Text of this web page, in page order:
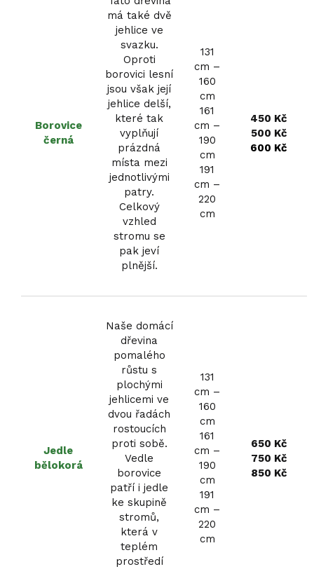
Borovice
černá
má také dvě
jehlice ve
svazku.
Oproti
borovici lesní
jsou však její
jehlice delší,
které tak
vyplňují
prázdná
místa mezi
jednotlivými
patry.
Celkový
vzhled
stromu se
pak jeví
plnější.
131
cm –
160
cm
161
cm –
190
cm
191
cm –
220
cm
450 Kč
500 Kč
600 Kč
Jedle
bělokorá
Naše domácí
dřevina
pomalého
růstu s
plochými
jehlicemi ve
dvou řadách
rostoucích
proti sobě.
Vedle
borovice
patří i jedle
ke skupině
stromů,
která v
teplém
prostředí
131
cm –
160
cm
161
cm –
190
cm
191
cm –
220
cm
650 Kč
750 Kč
850 Kč